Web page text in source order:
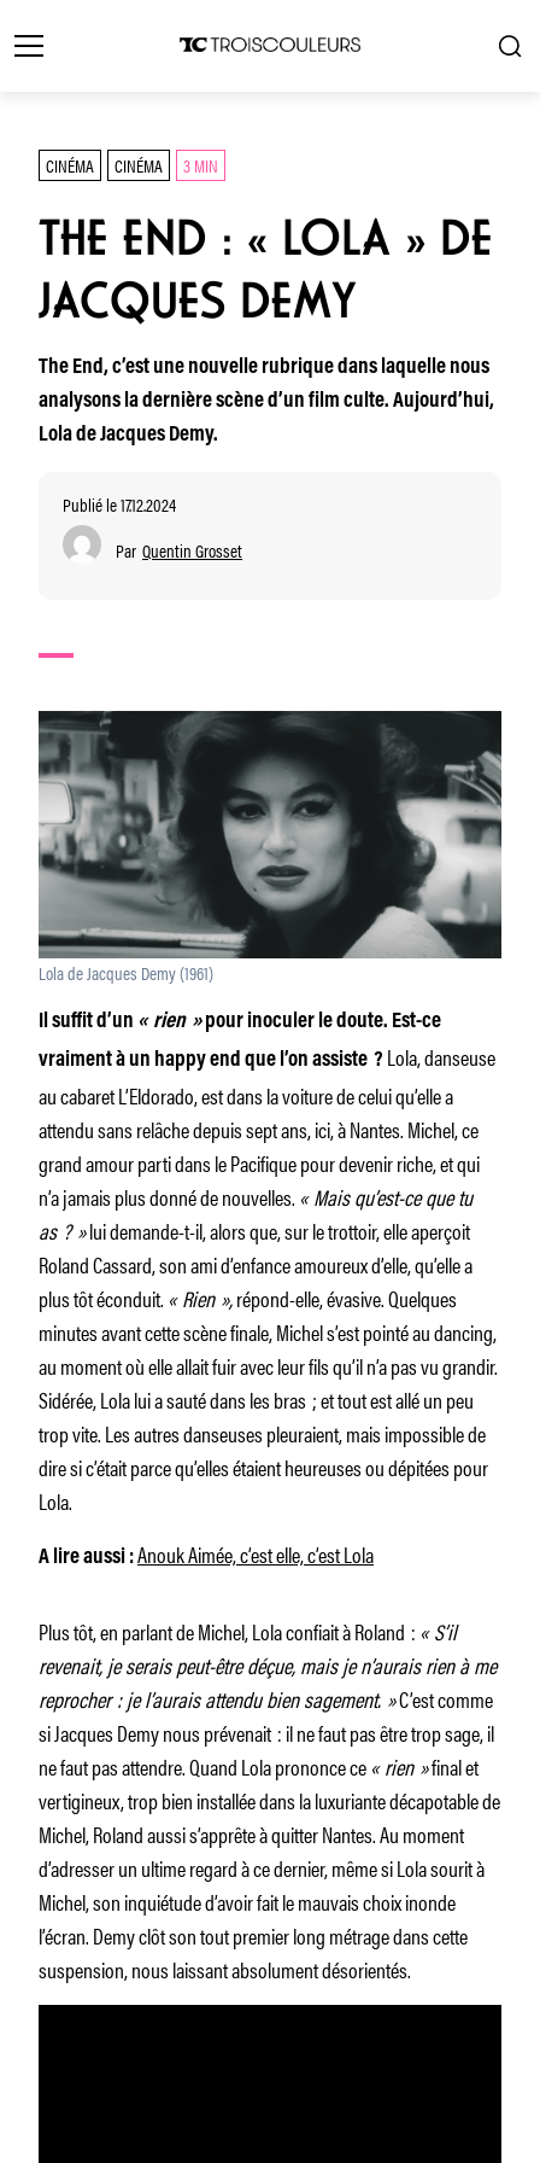
CINÉMA CINÉMA 3 MIN
THE END : « LOLA » DE
JACQUES DEMY
The End, c’est une nouvelle rubrique dans laquelle nous
analysons la dernière scène d’un film culte. Aujourd’hui,
Lola de Jacques Demy.
Publié le 17.12.2024
Par Quentin Grosset
Lola de Jacques Demy (1961)
Il suffit d’un « rien »pour inoculer le doute. Est-ce
vraiment à un happy end que l’on assiste ? Lola, danseuse
au cabaret L’Eldorado, est dans la voiture de celui qu’elle a
attendu sans relâche depuis sept ans, ici, à Nantes. Michel, ce
grand amour parti dans le Pacifique pour devenir riche, et qui
n’a jamais plus donné de nouvelles. « Mais qu’est-ce que tu
as ? »lui demande-­t-il, alors que, sur le trottoir, elle aperçoit
Roland Cassard, son ami d’enfance amoureux d’elle, qu’elle a
plus tôt éconduit. « Rien »,répond-­elle, évasive. Quelques
minutes avant cette scène finale, Michel s’est pointé au dancing,
au moment où elle allait fuir avec leur fils qu’il n’a pas vu grandir.
Sidérée, Lola lui a sauté dans les bras ; et tout est allé un peu
trop vite. Les autres danseuses pleuraient, mais impossible de
dire si c’était parce qu’elles étaient heureuses ou dépitées pour
Lola.
A lire aussi :Anouk Aimée, c’est elle, c’est Lola
Plus tôt, en parlant de Michel, Lola confiait à Roland : « S’il
revenait, je serais peut-être déçue, mais je n’aurais rien à me
reprocher : je l’aurais attendu bien sagement. »C’est comme
si Jacques Demy nous prévenait : il ne faut pas être trop sage, il
ne faut pas attendre. Quand Lola prononce ce« rien »final et
vertigineux, trop bien installée dans la luxuriante décapotable de
Michel, Roland aussi s’apprête à quitter Nantes. Au moment
d’adresser un ultime regard à ce dernier, même si Lola sourit à
Michel, son inquiétude d’avoir fait le mauvais choix inonde
l’écran. Demy clôt son tout premier long métrage dans cette
suspension, nous laissant absolument désorientés.